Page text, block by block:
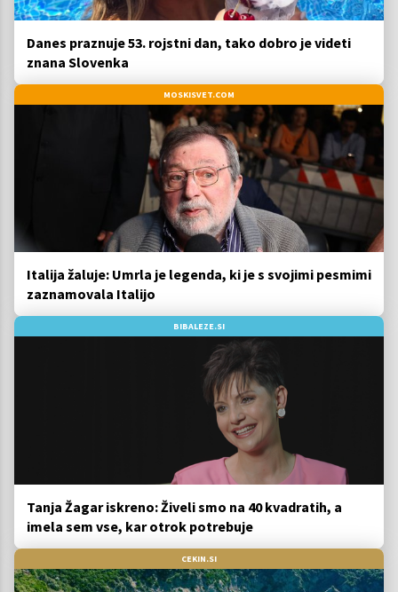
Danes praznuje 53. rojstni dan, tako dobro je videti
znana Slovenka
MOSKISVET.COM
Italija žaluje: Umrla je legenda, ki je s svojimi pesmimi
zaznamovala Italijo
BIBALEZE.SI
Tanja Žagar iskreno: Živeli smo na 40 kvadratih, a
imela sem vse, kar otrok potrebuje
CEKIN.SI